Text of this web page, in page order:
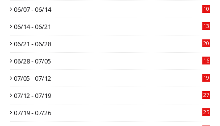
06/07 - 06/14 10
06/14 - 06/21 13
06/21 - 06/28 20
06/28 - 07/05 16
07/05 - 07/12 19
07/12 - 07/19 27
07/19 - 07/26 25